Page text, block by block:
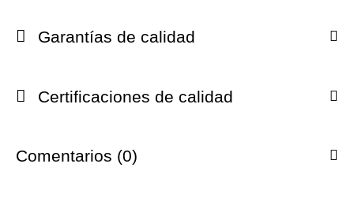
Garantías de calidad
Certificaciones de calidad
Comentarios (0)